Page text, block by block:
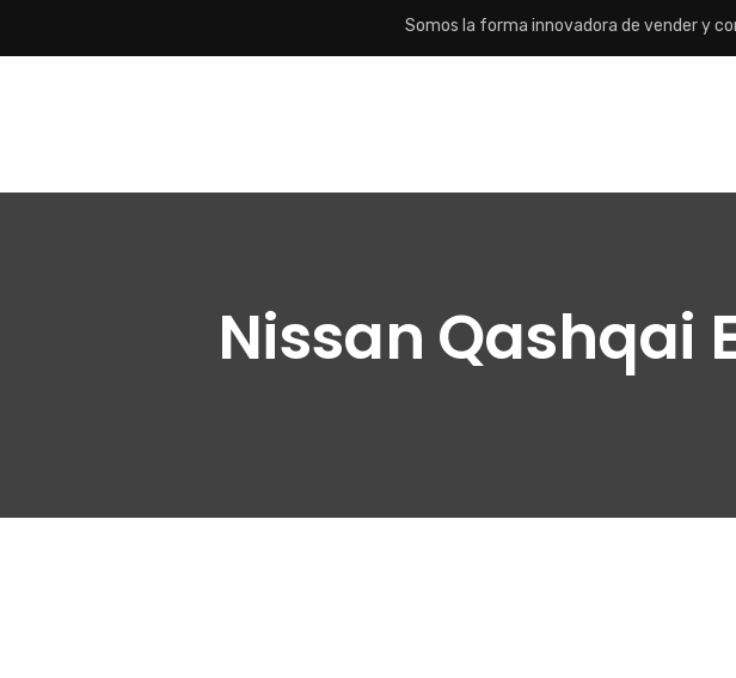
Somos la forma innovadora de vender y
Nissan Qashqai